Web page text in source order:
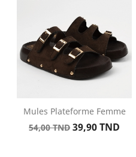
Mules Plateforme Femme
Prix
54,00 TND Prix
39,90 TND